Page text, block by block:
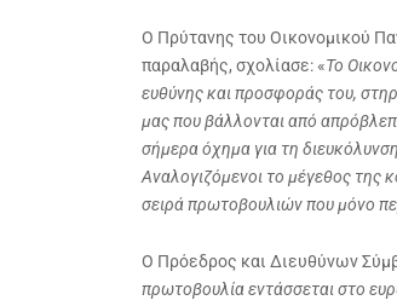
Ο Πρύτανης του Οικονομικού
παραλαβής, σχολίασε: «Το
ευθύνης και προσφοράς του,
μας που βάλλονται από
σήμερα όχημα για τη
Αναλογιζόμενοι το μέγεθος της
σειρά πρωτοβουλιών που μόνο
Ο Πρόεδρος και Διευθύνων
πρωτοβουλία εντάσσεται στο